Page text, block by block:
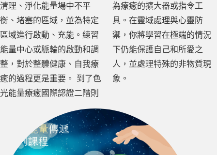
清理、淨化能量場中不平
衡、堵塞的區域，並為特定
區域進行啟動、充能。練習
能量中心或脈輪的啟動和調
整，對於整體健康、自我療
癒的過程更是重要。 到了色
光能量療癒國際認證二階則
為療癒的擴大器或指令工
具。在靈域處理與心靈防
禦，你將學習在極端的情況
下仍能保護自己和所愛之
人，並處理特殊的非物質現
象。